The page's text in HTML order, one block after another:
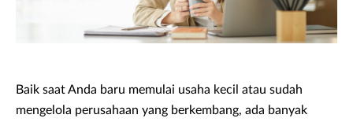
Baik saat Anda baru memulai usaha kecil atau sudah
mengelola perusahaan yang berkembang, ada banyak